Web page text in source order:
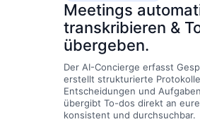
Meetings
transkribieren &
übergeben.
Der AI-Concierge erfasst
erstellt strukturierte
Entscheidungen und
übergibt To-dos direkt an eure
konsistent und durchsuchbar.